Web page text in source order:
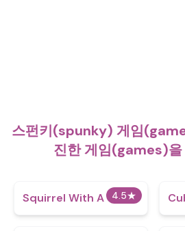
스펀키(spunky) 게임
진한 게임(games)을
4.5★
Squirrel With A Gun